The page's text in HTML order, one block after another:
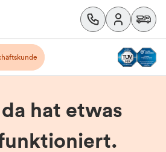
hat etwas